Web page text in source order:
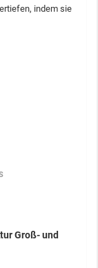
indem sie
Groß- und